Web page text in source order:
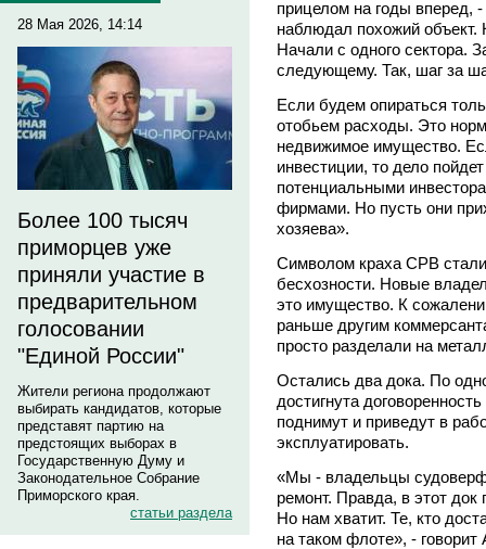
28 Мая 2026, 14:14
Более 100 тысяч
приморцев уже
приняли участие в
предварительном
голосовании
"Единой России"
Жители региона продолжают
выбирать кандидатов, которые
представят партию на
предстоящих выборах в
Государственную Думу и
Законодательное Собрание
Приморского края.
статьи раздела
прицелом на годы вперед,
наблюдал похожий объект.
Начали с одного сектора.
следующему. Так, шаг за
Если будем опираться
отобьем расходы. Это
недвижимое имущество.
инвестиции, то дело
потенциальными
фирмами. Но пусть они
хозяева».
Символом краха СРВ стали
бесхозности. Новые
это имущество. К
раньше другим
просто разделали на
Остались два дока. По
достигнута
поднимут и приведут в
эксплуатировать.
«Мы - владельцы
ремонт. Правда, в этот
Но нам хватит. Те, кто
на таком флоте», -